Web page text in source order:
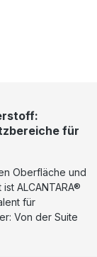
für
Oberfläche und
ALCANTARA®
für
Von der Suite